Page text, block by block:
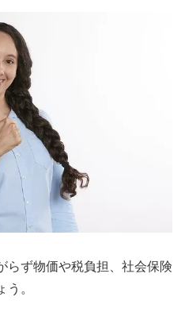
らず物価や税負担、社会保険
。